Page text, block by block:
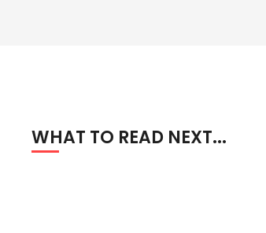
WHAT TO READ NEXT...